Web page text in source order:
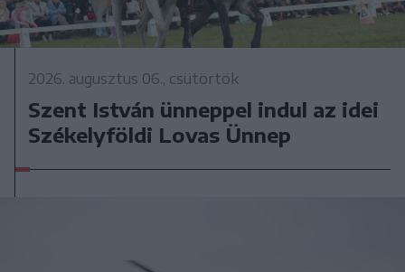
2026. augusztus 06., csütörtök
Szent István ünneppel indul az idei
Székelyföldi Lovas Ünnep